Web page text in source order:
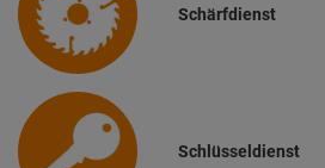
Schärfdienst
Schlüsseldienst
Weitere Informationen findest du
Datenschutzerklärung